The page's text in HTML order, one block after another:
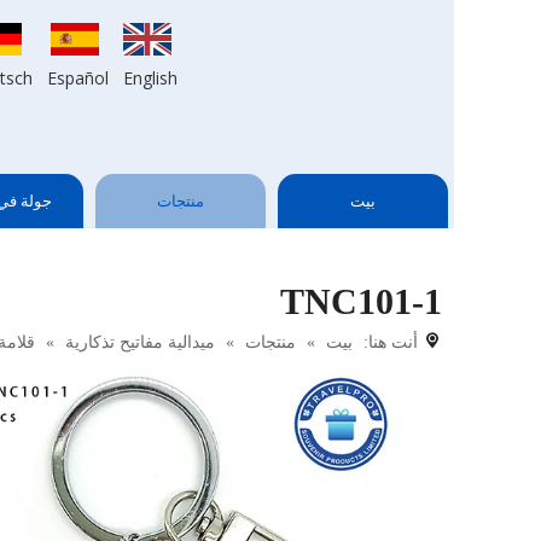
English
Español
بيت منتجات جولة
TNC101-1
أنت هنا: بيت » منتجات » ميدالية مفاتيح تذكارية »